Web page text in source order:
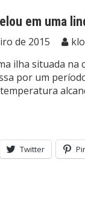
em uma
de 2015
ilha situada na
por um
Twitter